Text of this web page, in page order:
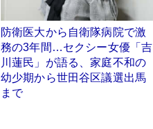
防衛医大から自衛隊病院で激
務の3年間…セクシー女優「吉
川蓮民」が語る、家庭不和の
幼少期から世田谷区議選出馬
まで